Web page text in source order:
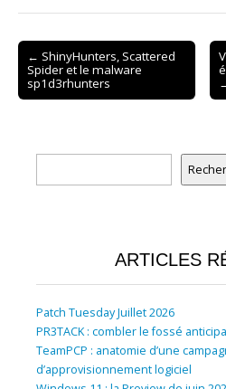
Post
navigation
← ShinyHunters, Scattered
Spider et le malware
sp1d3rhunters
ARTICLES
Patch Tuesday Juillet 2026
PR3TACK : combler le fossé
TeamPCP : anatomie d’une
d’approvisionnement logiciel